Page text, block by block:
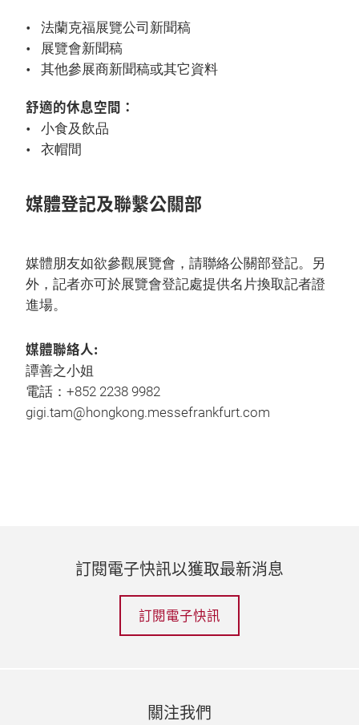
法蘭克福展覽公司新聞稿
展覽會新聞稿
其他參展商新聞稿或其它資料
舒適的休息空間：
小食及飲品
衣帽間
媒體登記及聯繫公關部
媒體朋友如欲參觀展覽會，請聯絡公關部登記。另
外，記者亦可於展覽會登記處提供名片換取記者證
進場。
媒體聯絡人:
譚善之小姐
電話：+852 2238 9982
gigi.tam@hongkong.messefrankfurt.com
訂閱電子快訊以獲取最新消息
訂閱電子快訊
關注我們